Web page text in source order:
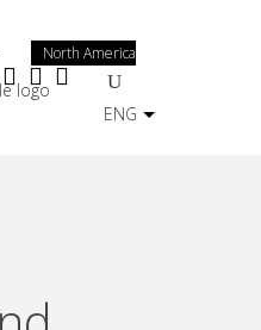
North America
ENG